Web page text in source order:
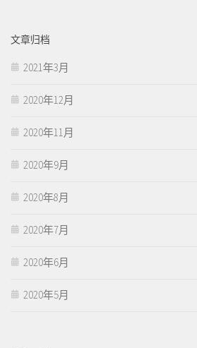
文章归档
2021年3月
2020年12月
2020年11月
2020年9月
2020年8月
2020年7月
2020年6月
2020年5月